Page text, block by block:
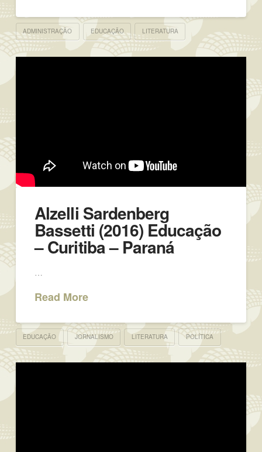
ADMINISTRAÇÃO EDUCAÇÃO LITERATURA
Alzelli Sardenberg
Bassetti (2016) Educação
– Curitiba – Paraná
…
Read More
EDUCAÇÃO JORNALISMO LITERATURA POLÍTICA